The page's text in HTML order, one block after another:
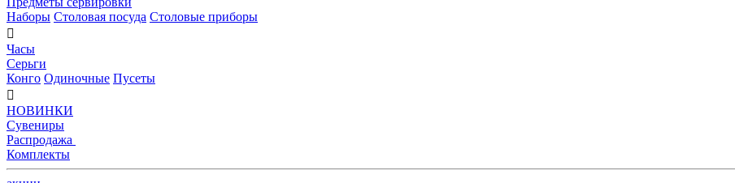
Наборы Столовая посуда Столовые приборы

Часы
Серьги
Конго Одиночные Пусеты

НОВИНКИ
Сувениры
Распродажа
Комплекты